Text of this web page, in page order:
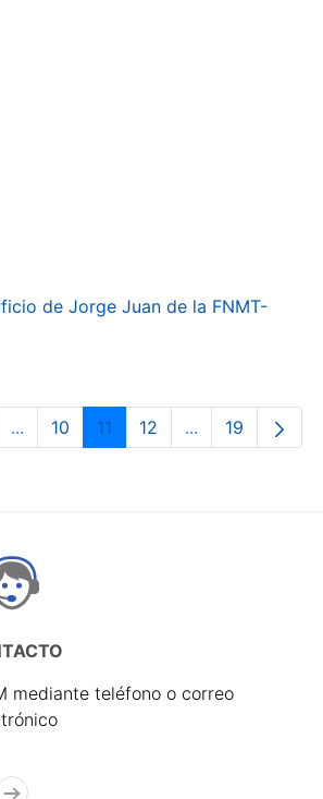
de Jorge Juan de la FNMT-
...Páginas intermedias Use TAB para
Página
10 Página
11 Página
12 ...PáginasPágina
19
mediante teléfono o correo